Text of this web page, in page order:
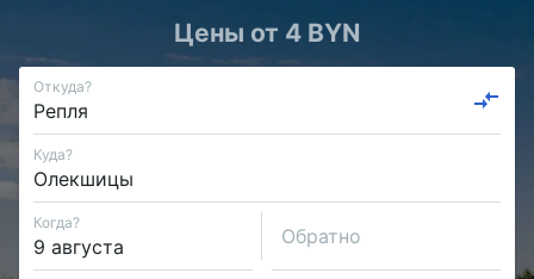
Цены от 4 BYN
Откуда?
Куда?
Когда?
Обратно